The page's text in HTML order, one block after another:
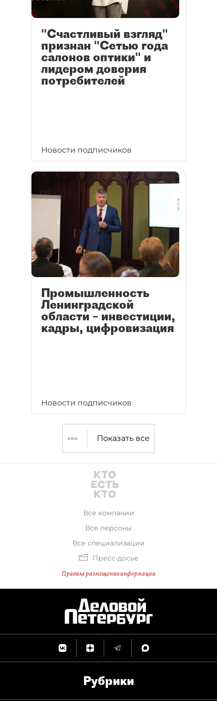
"Счастливый взгляд"
признан "Сетью года
салонов оптики" и
лидером доверия
потребителей
Новости подписчиков
Промышленность
Ленинградской
области – инвестиции,
кадры, цифровизация
Новости подписчиков
Показать все
Все компании
Все персоны
Все специализации
Пресс-досье
Правила размещения информации
Рубрики